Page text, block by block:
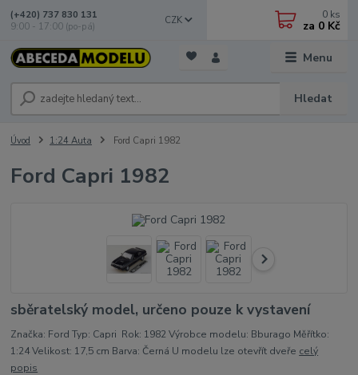
Menu
CZK
Hledat
(+420) 737 830 131
9:00 - 17:00 (po-pá)
0 ks
za 0 Kč
Úvod 1:24 Auta Ford Capri 1982
Ford Capri 1982
sběratelský model, určeno pouze k vystavení
Značka: Ford Typ: Capri Rok: 1982 Výrobce modelu: Bburago Měřítko:
1:24 Velikost: 17,5 cm Barva: Černá U modelu lze otevřít dveře celý
popis